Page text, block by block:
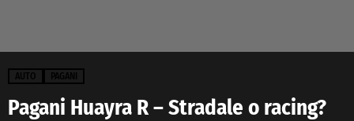
AUTO PAGANI
Pagani Huayra R – Stradale o racing?